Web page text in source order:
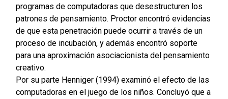
programas de computadoras que desestructuren los
patrones de pensamiento. Proctor encontró evidencias
de que esta penetración puede ocurrir a través de un
proceso de incubación, y además encontró soporte
para una aproximación asociacionista del pensamiento
creativo.
Por su parte Henniger (1994) examinó el efecto de las
computadoras en el juego de los niños. Concluyó que a